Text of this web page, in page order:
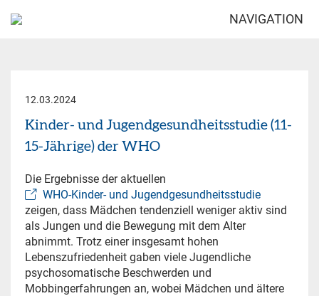
NAVIGATION
12.03.2024
Kinder- und Jugendgesundheitsstudie (11-
15-Jährige) der WHO
Die Ergebnisse der aktuellen
WHO-Kinder- und Jugendgesundheitsstudie
zeigen, dass Mädchen tendenziell weniger aktiv sind
als Jungen und die Bewegung mit dem Alter
abnimmt. Trotz einer insgesamt hohen
Lebenszufriedenheit gaben viele Jugendliche
psychosomatische Beschwerden und
Mobbingerfahrungen an, wobei Mädchen und ältere